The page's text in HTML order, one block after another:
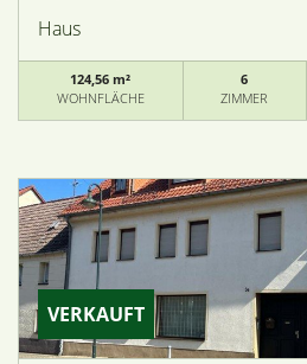
Haus
124,56 m²
WOHNFLÄCHE
6
ZIMMER
VERKAUFT